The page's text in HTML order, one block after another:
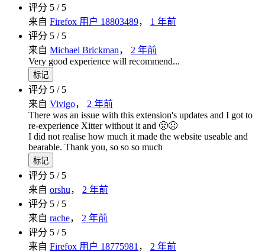
评分 5 / 5
来自 Firefox 用户 18803489， 1 年前
评分 5 / 5
来自 Michael Brickman， 2 年前
Very good experience will recommend...
标记
评分 5 / 5
来自 Vivigo， 2 年前
There was an issue with this extension's updates and I got to
re-experience Xitter without it and 🤢🤢
I did not realise how much it made the website useable and
bearable. Thank you, so so so much
标记
评分 5 / 5
来自 orshu， 2 年前
评分 5 / 5
来自 rache， 2 年前
评分 5 / 5
来自 Firefox 用户 18775981 ， 2 年前